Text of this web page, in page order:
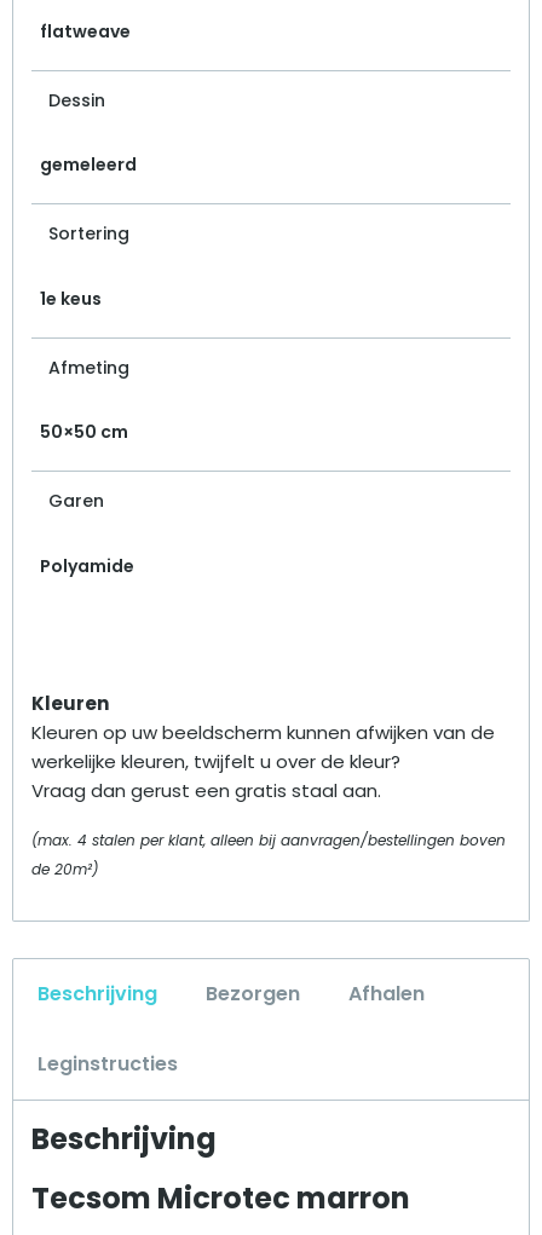
Beschrijving Bezorgen Afhalen
Leginstructies
Beschrijving
Tecsom Microtec marron
flatweave
Dessin
gemeleerd
Sortering
1e keus
Afmeting
50×50 cm
Garen
Polyamide
Kleuren
Kleuren op uw beeldscherm kunnen afwijken van de
werkelijke kleuren, twijfelt u over de kleur?
Vraag dan gerust een gratis staal aan.
(max. 4 stalen per klant, alleen bij aanvragen/bestellingen boven
de 20m²)